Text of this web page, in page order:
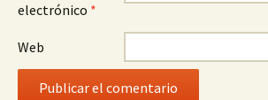
electrónico *
Web